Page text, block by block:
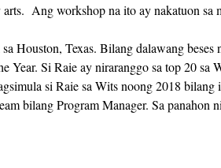
Ang workshop na ito ay nakatuon sa
Year. Si Raie ay niraranggo sa top 20 sa
si Raie sa Wits noong 2018 bilang
bilang Program Manager. Sa panahon